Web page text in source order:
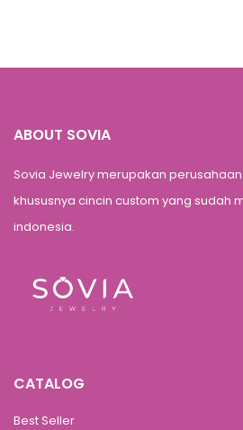
ABOUT SOVIA
Sovia Jewelry merupakan
khususnya cincin custom yang sudah
indonesia.
CATALOG
Best Seller